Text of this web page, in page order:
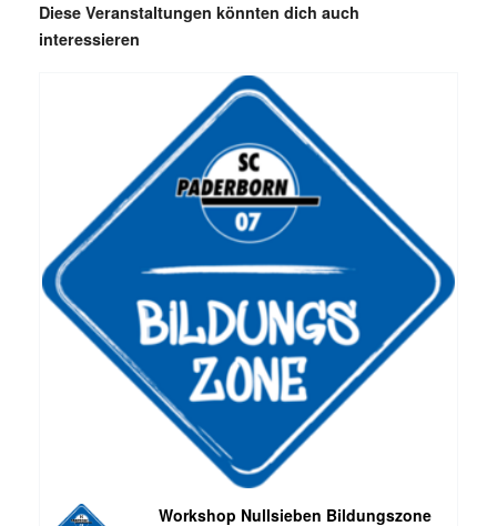
Diese Veranstaltungen könnten dich auch
interessieren
Workshop Nullsieben Bildungszone